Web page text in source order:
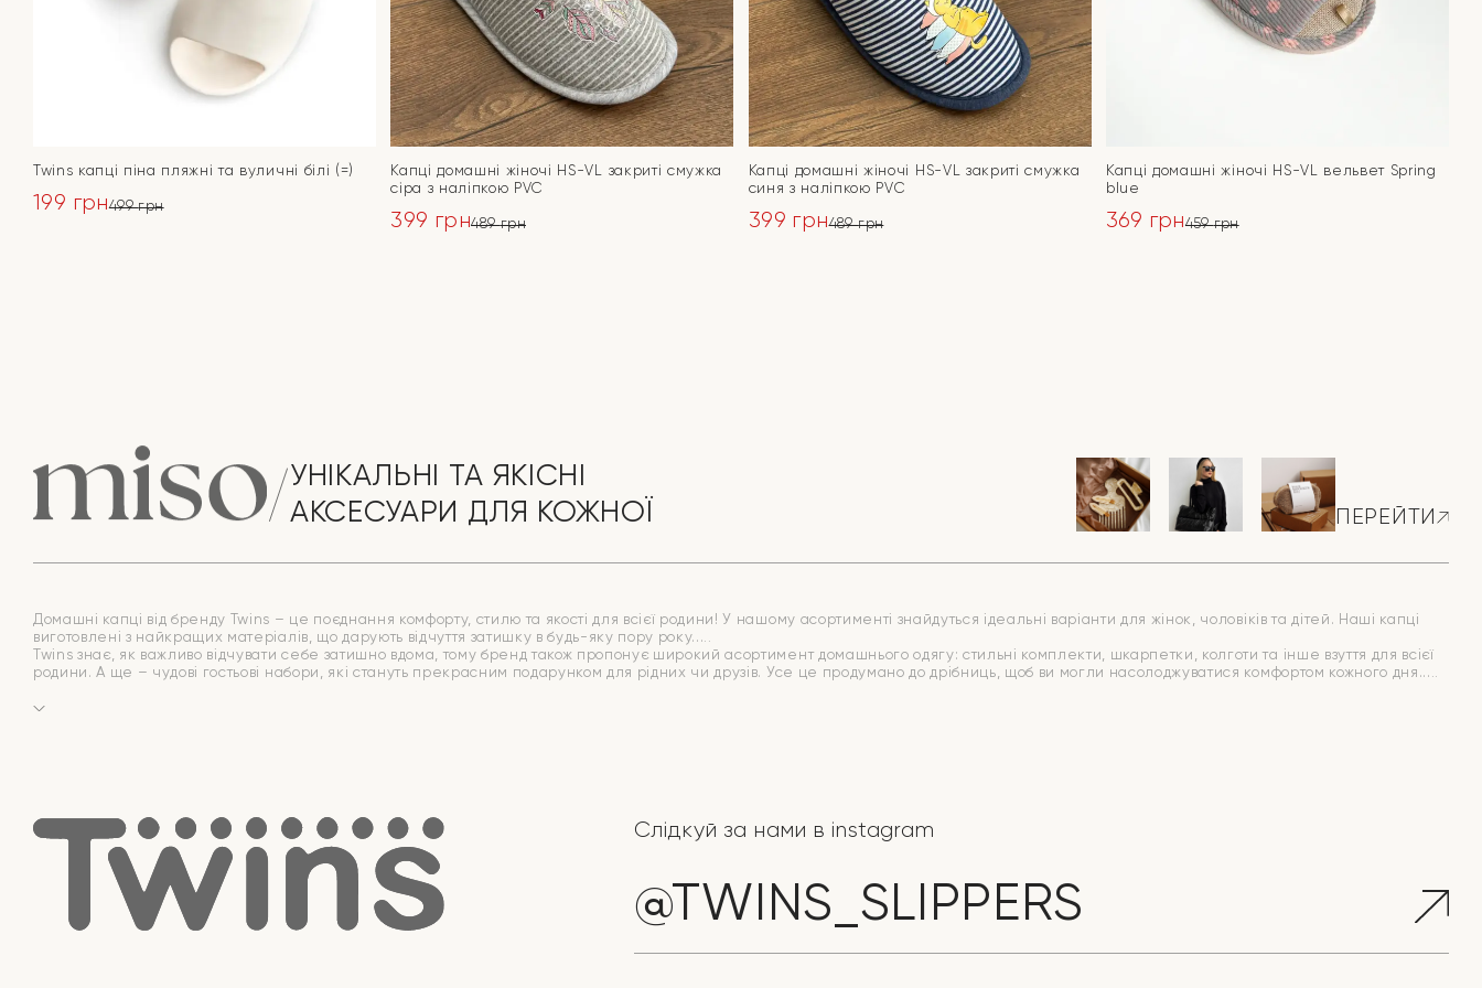
Twins капці піна пляжні та вуличні білі (=)
499грн
199 грн
Капці домашні жіночі HS-VL закриті смужка
сіра з наліпкою PVC
489грн
399 грн
Капці домашні жіночі HS-VL закриті смужка
синя з наліпкою PVC
489грн
399 грн
Капці домашні жіночі HS-VL вельвет Spring
blue
459грн
369 грн
УНІКАЛЬНІ ТА ЯКІСНІ
АКСЕСУАРИ ДЛЯ КОЖНОЇ
ПЕРЕЙТИ
Домашні капці від бренду Twins – це поєднання комфорту, стилю та якості для всієї родини! У нашому асортименті знайдуться ідеальні варіанти для жінок, чоловіків та дітей. Наші капці
виготовлені з найкращих матеріалів, що дарують відчуття затишку в будь-яку пору року.
Twins знає, як важливо відчувати себе затишно вдома, тому бренд також пропонує широкий асортимент домашнього одягу: стильні комплекти, шкарпетки, колготи та інше взуття для всієї
родини. А ще – чудові гостьові набори, які стануть прекрасним подарунком для рідних чи друзів. Усе це продумано до дрібниць, щоб ви могли насолоджуватися комфортом кожного дня.
Слідкуй за нами в instagram
@TWINS_SLIPPERS